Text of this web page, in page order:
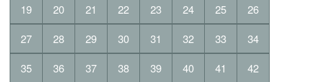
19 20 21 22 23 24 25 26
27 28 29 30 31 32 33 34
35 36 37 38 39 40 41 42